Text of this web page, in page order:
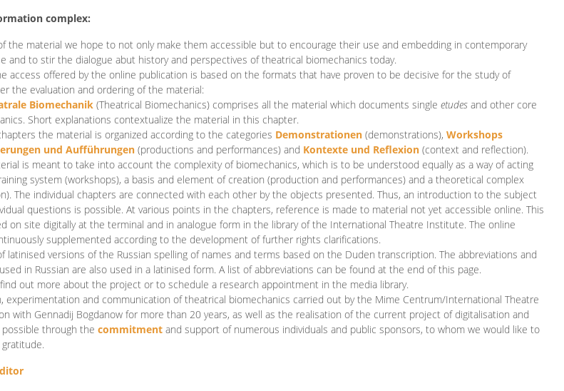
complex:
the material we hope to not only make them accessible but to encourage their use and embedding in contemporary
and to stir the dialogue abut history and perspectives of theatrical biomechanics today.
access offered by the online publication is based on the formats that have proven to be decisive for the study of
the evaluation and ordering of the material:
Biomechanik (Theatrical Biomechanics) comprises all the material which documents single etudes and other core
Short explanations contextualize the material in this chapter.
the material is organized according to the categories Demonstrationen (demonstrations), Workshops
und Aufführungen (productions and performances) and Kontexte und Reflexion (context and reflection).
is meant to take into account the complexity of biomechanics, which is to be understood equally as a way of acting
system (workshops), a basis and element of creation (production and performances) and a theoretical complex
The individual chapters are connected with each other by the objects presented. Thus, an introduction to the subject
questions is possible. At various points in the chapters, reference is made to material not yet accessible online. This
on site digitally at the terminal and in analogue form in the library of the International Theatre Institute. The online
supplemented according to the development of further rights clarifications.
latinised versions of the Russian spelling of names and terms based on the Duden transcription. The abbreviations and
in Russian are also used in a latinised form. A list of abbreviations can be found at the end of this page.
out more about the project or to schedule a research appointment in the media library.
experimentation and communication of theatrical biomechanics carried out by the Mime Centrum/International Theatre
with Gennadij Bogdanow for more than 20 years, as well as the realisation of the current project of digitalisation and
through the commitment and support of numerous individuals and public sponsors, to whom we would like to